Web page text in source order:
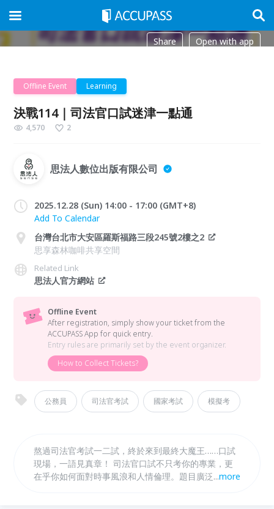
Share Open with app
Offline Event Learning
決戰114｜司法官口試迷津一點通
4,570 2
思法人數位出版有限公司
2025.12.28 (Sun) 14:00 - 17:00 (GMT+8)
Add To Calendar
台灣台北市大安區羅斯福路三段245號2樓之2
思享森林咖啡共享空間
Related Link
思法人官方網站
Offline Event
After registration, simply show your ticket from the
ACCUPASS App for quick entry.
Entry rules are primarily set by the event organizer.
How to Collect Tickets?
公務員 司法官考試 國家考試 模擬考
熬過司法官考試一二試，終於來到最終大魔王……口試
現場，一語見真章！ 司法官口試不只考你的專業，更
在乎你如何面對時事風浪和人情倫理。題目廣泛，到底
...more